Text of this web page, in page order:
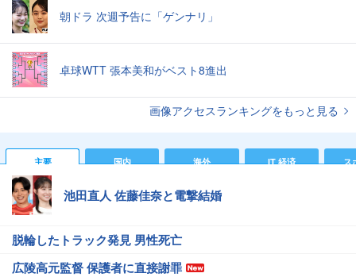
朝ドラ 次週予告に「ゲンナリ」
卓球WTT 張本美和がベスト8進出
画像アクセスランキングをもっと見る
主要 国内 海外 IT 経済 ス
池田直人 佐藤佳奈と電撃結婚
脱輪したトラック発見 男性死亡
広陵高元監督 保護者に直接謝罪